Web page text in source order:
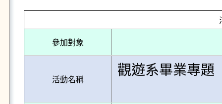
參加對象
活動名稱
觀遊系畢業專題